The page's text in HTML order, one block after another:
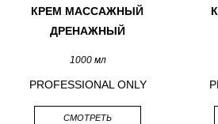
КРЕМ МАССАЖНЫЙ
ДРЕНАЖНЫЙ
1000 мл
PROFESSIONAL ONLY
СМОТРЕТЬ